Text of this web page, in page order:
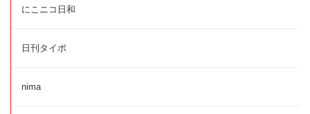
にこニコ日和
日刊タイポ
nima